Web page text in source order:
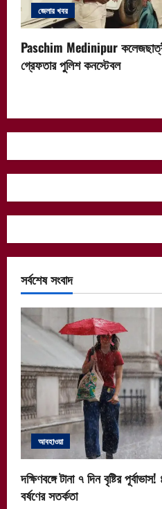
জেলার খবর
Paschim Medinipur
গ্রেফতার পুলিশ কনস্টেবল
সর্বশেষ সংবাদ
আবহাওয়া
দক্ষিণবঙ্গে টানা ৭ দিন বৃষ্টির
বর্ষণের সতর্কতা